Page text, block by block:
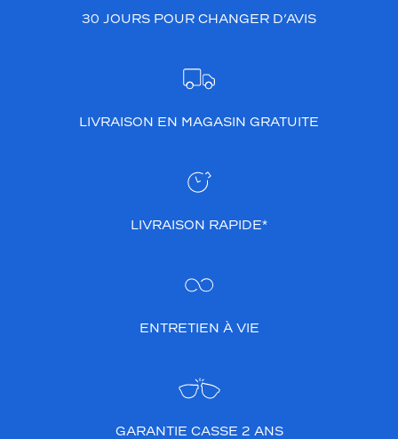
30 JOURS POUR CHANGER D’AVIS
LIVRAISON EN MAGASIN GRATUITE
LIVRAISON RAPIDE*
ENTRETIEN À VIE
GARANTIE CASSE 2 ANS